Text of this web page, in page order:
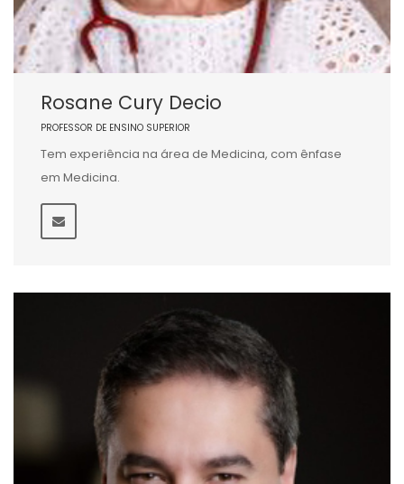
Rosane Cury Decio
PROFESSOR DE ENSINO SUPERIOR
Tem experiência na área de Medicina, com ênfase
em Medicina.